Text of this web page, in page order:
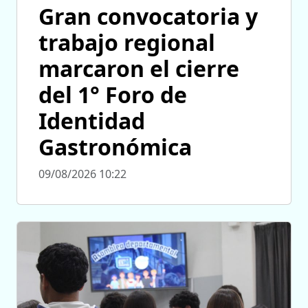
Gran convocatoria y
trabajo regional
marcaron el cierre
del 1° Foro de
Identidad
Gastronómica
09/08/2026 10:22